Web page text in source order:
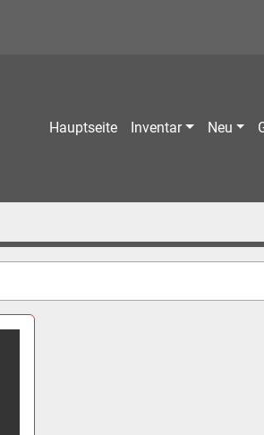
Hauptseite Inventar Neu